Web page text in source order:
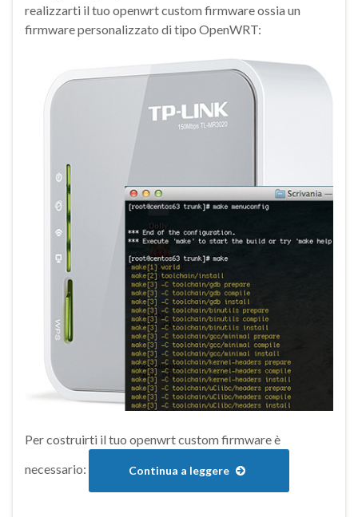
realizzarti il tuo openwrt custom firmware ossia un
firmware personalizzato di tipo OpenWRT:
Per costruirti il tuo openwrt custom firmware è
necessario:
Continua a leggere